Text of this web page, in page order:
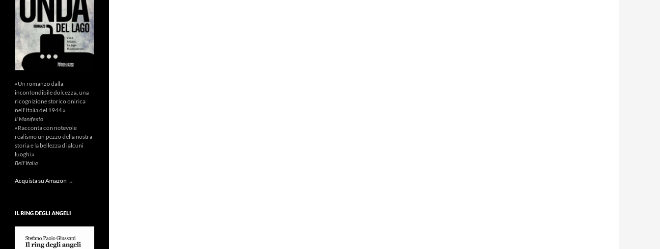
«Un romanzo dalla
inconfondibile dolcezza, una
ricognizione storico onirica
nell'Italia del 1944.»
Il Manifesto
«Racconta con notevole
realismo un pezzo della nostra
storia e la bellezza di alcuni
luoghi.»
Bell'Italia
Acquista su Amazon →
IL RING DEGLI ANGELI